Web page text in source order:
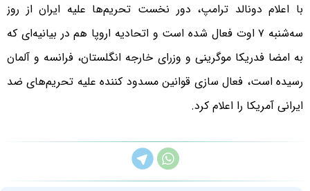
با اعلام دونالد ترامپ، دور نخست تحریم‌ها علیه ایران از روز
سه‌شنبه ۷ اوت فعال شده است و اتحادیه اروپا هم در بیانیه‌ای که
به امضا فدریکا موگرینی و وزرای خارجه انگلستان، فرانسه و آلمان
رسیده است، فعال سازی قوانین مسدود کننده علیه تحریم‌های ضد
ایرانی آمریکا را اعلام کرد.